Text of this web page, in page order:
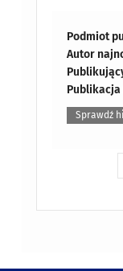
Podmiot
Autor
Sprawdź